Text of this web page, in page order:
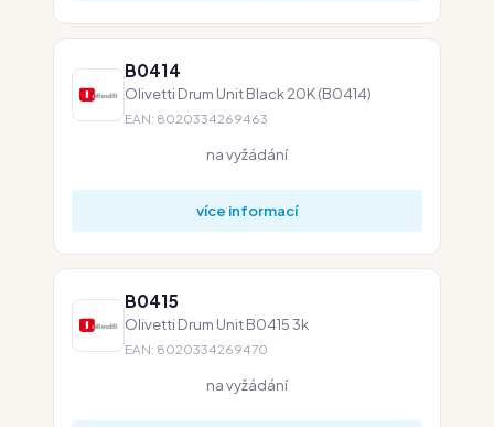
B0414
Olivetti Drum Unit Black 20K (B0414)
EAN: 8020334269463
na vyžádání
více informací
B0415
Olivetti Drum Unit B0415 3k
EAN: 8020334269470
na vyžádání